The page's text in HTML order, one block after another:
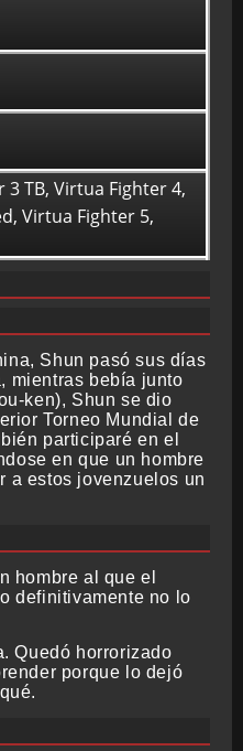
TB, Virtua Fighter 4,
Virtua Fighter 5,
Shun pasó sus días
mientras bebía junto
ken), Shun se dio
Torneo Mundial de
participaré en el
en que un hombre
a estos jovenzuelos un
hombre al que el
definitivamente no lo
Quedó horrorizado
porque lo dejó